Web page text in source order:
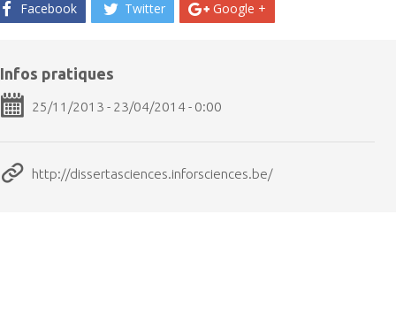
Facebook
Twitter Google +
Infos pratiques
25/11/2013 - 23/04/2014 - 0:00
http://dissertasciences.inforsciences.be/